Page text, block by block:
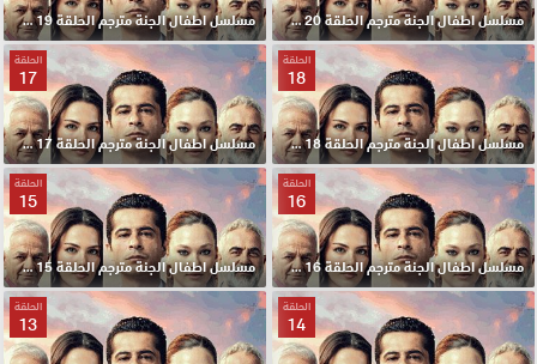
مسلسل اطفال الجنة مترجم الحلقة 20 HD مسلسل اطفال الجنة مترجم الحلقة 19 HD
الحلقة
18
مسلسل اطفال الجنة مترجم الحلقة 18 HD
الحلقة
17
مسلسل اطفال الجنة مترجم الحلقة 17 HD
الحلقة
16
مسلسل اطفال الجنة مترجم الحلقة 16 HD
الحلقة
15
مسلسل اطفال الجنة مترجم الحلقة 15 HD
الحلقة
14
الحلقة
13